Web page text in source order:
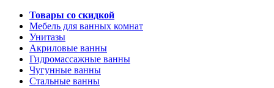
Товары со скидкой
Мебель для ванных комнат
Унитазы
Акриловые ванны
Гидромассажные ванны
Чугунные ванны
Стальные ванны